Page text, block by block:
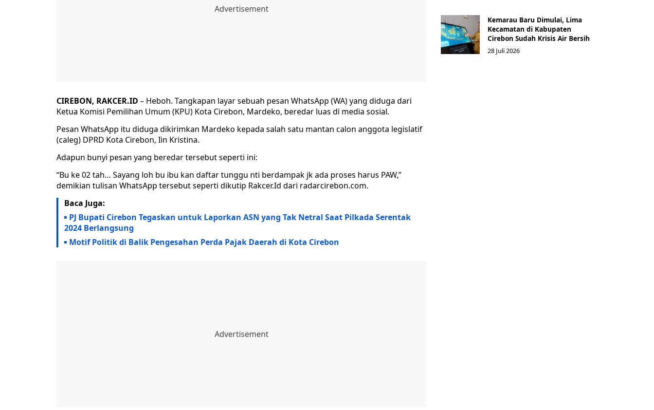
CIREBON, RAKCER.ID – Heboh. Tangkapan layar sebuah pesan WhatsApp (WA) yang diduga dari
Ketua Komisi Pemilihan Umum (KPU) Kota Cirebon, Mardeko, beredar luas di media sosial.
Pesan WhatsApp itu diduga dikirimkan Mardeko kepada salah satu mantan calon anggota legislatif
(caleg) DPRD Kota Cirebon, Iin Kristina.
Adapun bunyi pesan yang beredar tersebut seperti ini:
“Bu ke 02 tah… Sayang loh bu ibu kan daftar tunggu nti berdampak jk ada proses harus PAW,”
demikian tulisan WhatsApp tersebut seperti dikutip Rakcer.Id dari radarcirebon.com.
Baca Juga:
PJ Bupati Cirebon Tegaskan untuk Laporkan ASN yang Tak Netral Saat Pilkada Serentak
2024 Berlangsung
Motif Politik di Balik Pengesahan Perda Pajak Daerah di Kota Cirebon
Kemarau Baru Dimulai, Lima
Kecamatan di Kabupaten
Cirebon Sudah Krisis Air Bersih
28 Juli 2026